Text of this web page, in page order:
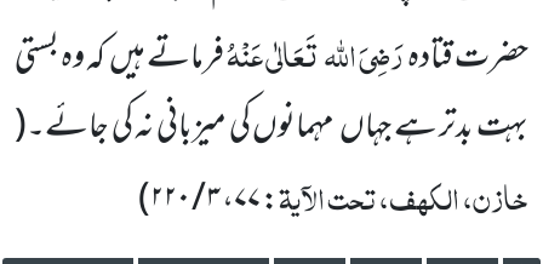
حضرت قتادہرَضِیَ اللہتَعَالٰی عَنْہُفرماتے ہیںکہ وہ بستی
بہت بدتر ہے جہاںمہمانوں کی میزبانی نہ کی جائے۔(
خازن، الکہف، تحت الآیۃ: ۷۷، ۳ / ۲۲۰ )